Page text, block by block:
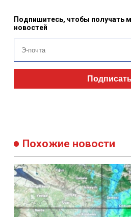
Подпишитесь, чтобы получать
новостей
Похожие новости